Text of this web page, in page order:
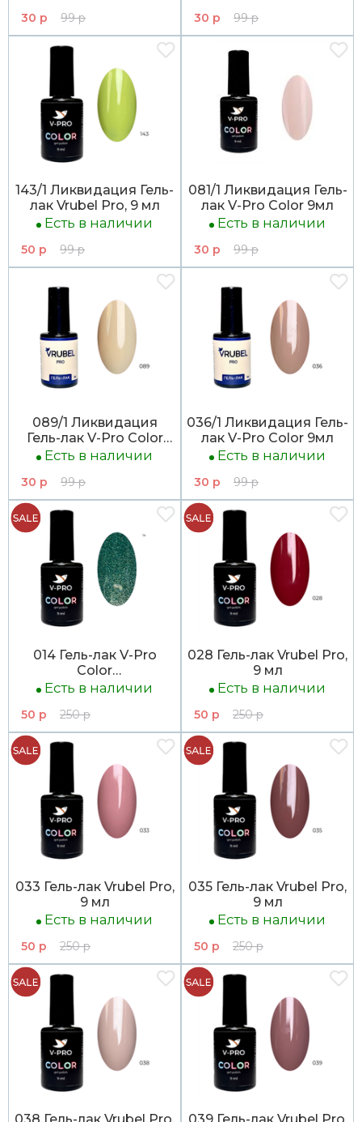
30 р 99 р 30 р 99 р
143/1 Ликвидация Гель-
лак Vrubel Pro, 9 мл
Есть в наличии
50 р 99 р
081/1 Ликвидация Гель-
лак V-Pro Color 9мл
Есть в наличии
30 р 99 р
089/1 Ликвидация
Гель-лак V-Pro Color
9мл
Есть в наличии
30 р 99 р
036/1 Ликвидация Гель-
лак V-Pro Color 9мл
Есть в наличии
30 р 99 р
014 Гель-лак V-Pro
Color
9млЛИКВИДАЦИЯ
Есть в наличии
50 р 250 р
028 Гель-лак Vrubel Pro,
9 мл
Есть в наличии
50 р 250 р
033 Гель-лак Vrubel Pro,
9 мл
Есть в наличии
50 р 250 р
035 Гель-лак Vrubel Pro,
9 мл
Есть в наличии
50 р 250 р